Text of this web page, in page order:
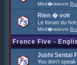
Mod�rateurs
Rien � voir
Le forum du
Mod�rateurs
France Five -
Jushi Sentai
You don't